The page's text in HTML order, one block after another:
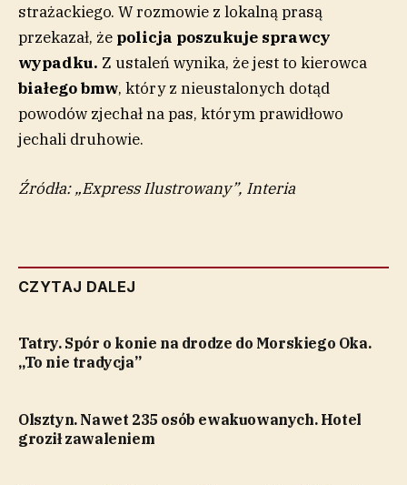
strażackiego. W rozmowie z lokalną prasą
przekazał, że policja poszukuje sprawcy
wypadku. Z ustaleń wynika, że jest to kierowca
białego bmw, który z nieustalonych dotąd
powodów zjechał na pas, którym prawidłowo
jechali druhowie.
Źródła: „Express Ilustrowany”, Interia
CZYTAJ DALEJ
Tatry. Spór o konie na drodze do Morskiego Oka.
„To nie tradycja”
Olsztyn. Nawet 235 osób ewakuowanych. Hotel
groził zawaleniem